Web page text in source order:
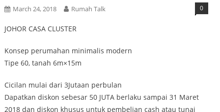
March 24, 2018 Rumah Talk 0
JOHOR CASA CLUSTER
Konsep perumahan minimalis modern
Tipe 60, tanah 6m×15m
Cicilan mulai dari 3Jutaan perbulan
Dapatkan diskon sebesar 50 JUTA berlaku sampai 31 Maret
2018 dan diskon khusus untuk pembelian cash atau tunai